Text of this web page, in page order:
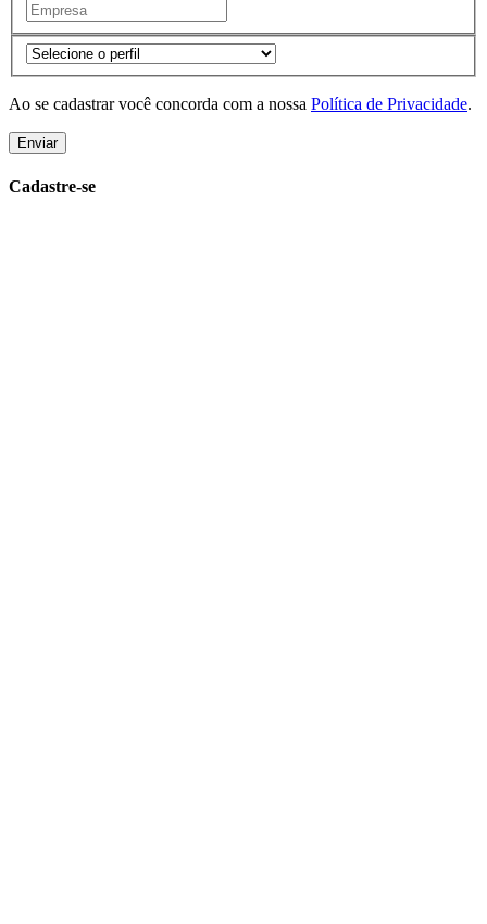
Ao se cadastrar você concorda com a nossa Política de Privacidade.
Enviar
Cadastre-se